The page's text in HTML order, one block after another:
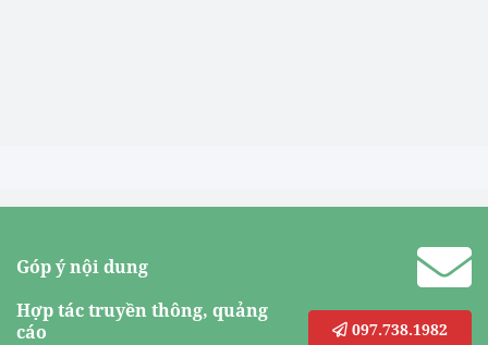
Góp ý nội dung
Hợp tác truyền thông, quảng
cáo
097.738.1982